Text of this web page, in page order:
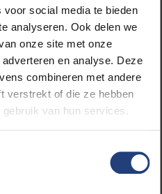
social media te bieden
analyseren. Ook delen we
onze site met onze
en analyse. Deze
combineren met andere
verstrekt of die ze hebben
van hun services.
over:
en onderzoek